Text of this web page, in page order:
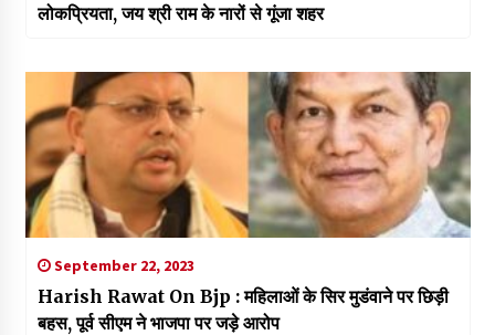
लोकप्रियता, जय श्री राम के नारों से गूंजा शहर
September 22, 2023
Harish Rawat On Bjp : महिलाओं के सिर मुडंवाने पर छिड़ी
बहस, पूर्व सीएम ने भाजपा पर जड़े आरोप